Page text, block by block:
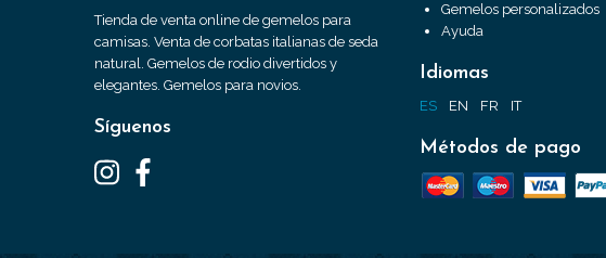
Tienda de venta online de gemelos para
camisas. Venta de corbatas italianas de seda
natural. Gemelos de rodio divertidos y
elegantes. Gemelos para novios.
Síguenos
Gemelos personalizados
Ayuda
Idiomas
ES EN FR IT
Métodos de pago